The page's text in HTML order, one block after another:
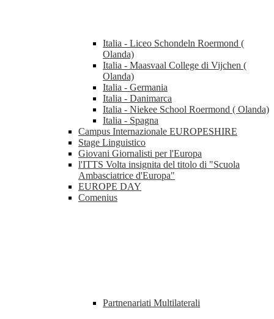
Italia - Liceo Schondeln Roermond (
Olanda)
Italia - Maasvaal College di Vijchen (
Olanda)
Italia - Germania
Italia - Danimarca
Italia - Niekee School Roermond ( Olanda)
Italia - Spagna
Campus Internazionale EUROPESHIRE
Stage Linguistico
Giovani Giornalisti per l'Europa
l'ITTS Volta insignita del titolo di "Scuola
Ambasciatrice d'Europa"
EUROPE DAY
Comenius
Partnenariati Multilaterali